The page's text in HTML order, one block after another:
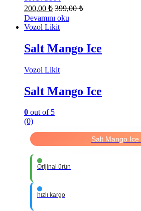
200,00 ₺ 399,00₺
Devamını oku
Vozol Likit
Salt Mango Ice
Vozol Likit
Salt Mango Ice
0 out of 5
(0)
Salt Mango Ice
Orijinal ürün
hızlı kargo